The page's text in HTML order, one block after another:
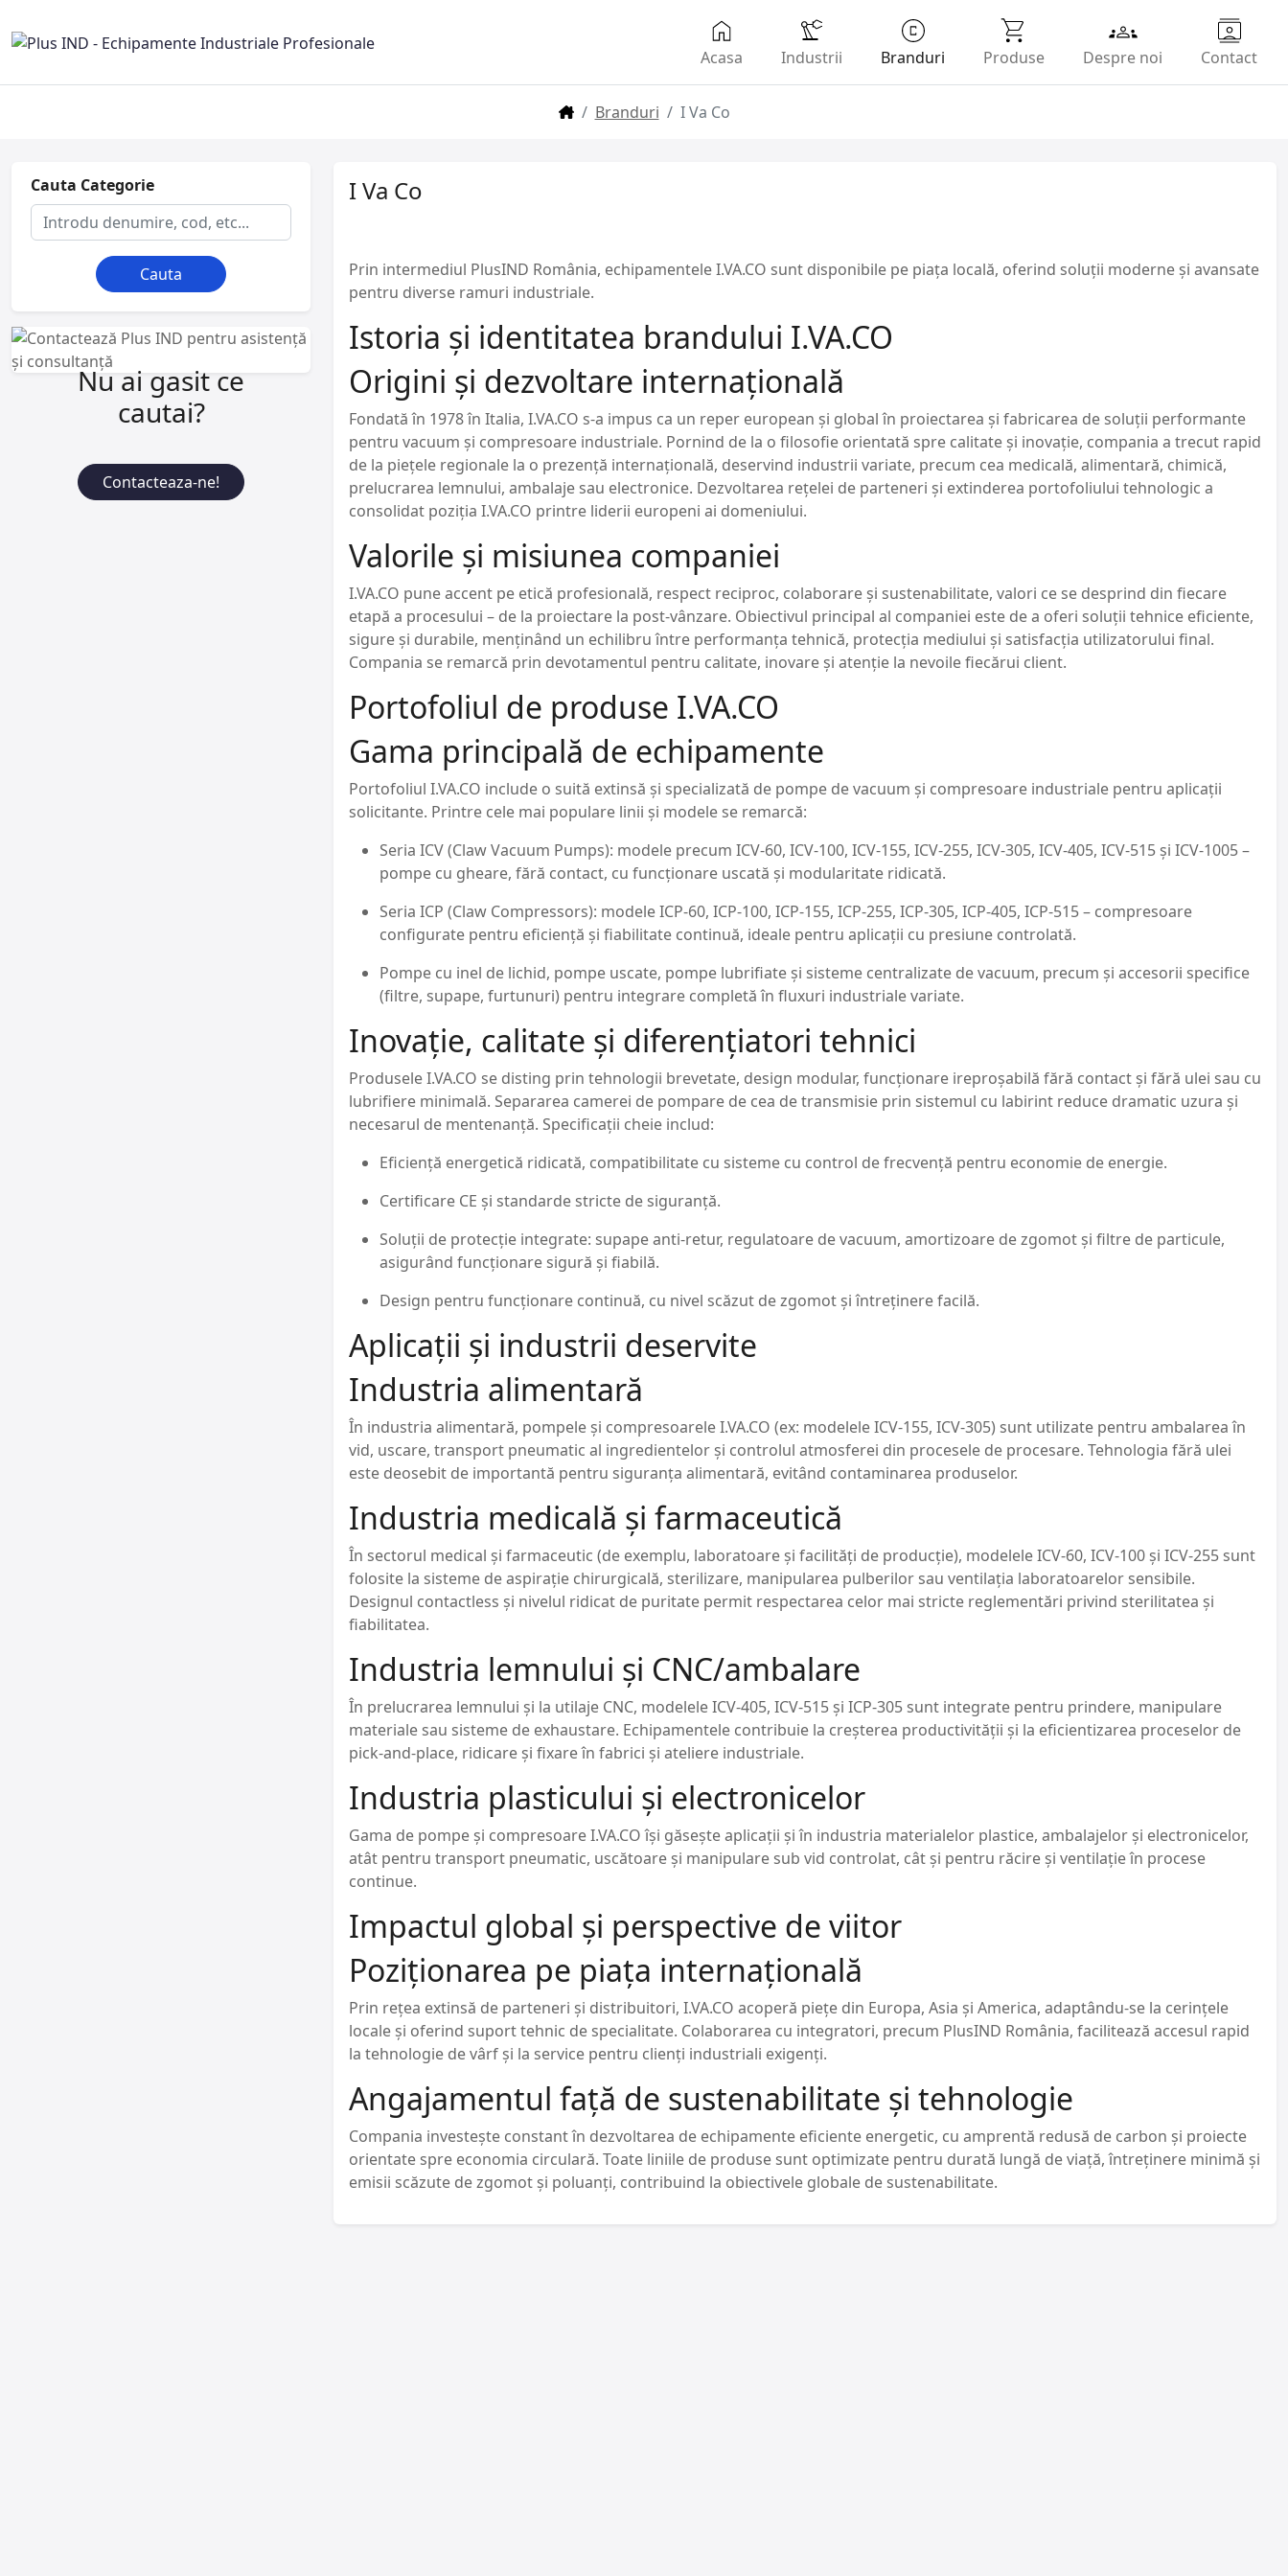
Acasa Industrii Branduri Produse Despre noi Contact
Branduri I Va Co
Cauta Categorie
Cauta
Nu ai gasit ce
cautai?
Contacteaza-ne!
I Va Co
Prin intermediul PlusIND România, echipamentele I.VA.CO sunt disponibile pe piața locală, oferind soluții moderne și avansate
pentru diverse ramuri industriale.
Istoria și identitatea brandului I.VA.CO
Origini și dezvoltare internațională
Fondată în 1978 în Italia, I.VA.CO s-a impus ca un reper european și global în proiectarea și fabricarea de soluții performante
pentru vacuum și compresoare industriale. Pornind de la o filosofie orientată spre calitate și inovație, compania a trecut rapid
de la piețele regionale la o prezență internațională, deservind industrii variate, precum cea medicală, alimentară, chimică,
prelucrarea lemnului, ambalaje sau electronice. Dezvoltarea rețelei de parteneri și extinderea portofoliului tehnologic a
consolidat poziția I.VA.CO printre liderii europeni ai domeniului.
Valorile și misiunea companiei
I.VA.CO pune accent pe etică profesională, respect reciproc, colaborare și sustenabilitate, valori ce se desprind din fiecare
etapă a procesului – de la proiectare la post-vânzare. Obiectivul principal al companiei este de a oferi soluții tehnice eficiente,
sigure și durabile, menținând un echilibru între performanța tehnică, protecția mediului și satisfacția utilizatorului final.
Compania se remarcă prin devotamentul pentru calitate, inovare și atenție la nevoile fiecărui client.
Portofoliul de produse I.VA.CO
Gama principală de echipamente
Portofoliul I.VA.CO include o suită extinsă și specializată de pompe de vacuum și compresoare industriale pentru aplicații
solicitante. Printre cele mai populare linii și modele se remarcă:
Seria ICV (Claw Vacuum Pumps): modele precum ICV-60, ICV-100, ICV-155, ICV-255, ICV-305, ICV-405, ICV-515 și ICV-1005 –
pompe cu gheare, fără contact, cu funcționare uscată și modularitate ridicată.
Seria ICP (Claw Compressors): modele ICP-60, ICP-100, ICP-155, ICP-255, ICP-305, ICP-405, ICP-515 – compresoare
configurate pentru eficiență și fiabilitate continuă, ideale pentru aplicații cu presiune controlată.
Pompe cu inel de lichid, pompe uscate, pompe lubrifiate și sisteme centralizate de vacuum, precum și accesorii specifice
(filtre, supape, furtunuri) pentru integrare completă în fluxuri industriale variate.
Inovație, calitate și diferențiatori tehnici
Produsele I.VA.CO se disting prin tehnologii brevetate, design modular, funcționare ireproșabilă fără contact și fără ulei sau cu
lubrifiere minimală. Separarea camerei de pompare de cea de transmisie prin sistemul cu labirint reduce dramatic uzura și
necesarul de mentenanță. Specificații cheie includ:
Eficiență energetică ridicată, compatibilitate cu sisteme cu control de frecvență pentru economie de energie.
Certificare CE și standarde stricte de siguranță.
Soluții de protecție integrate: supape anti-retur, regulatoare de vacuum, amortizoare de zgomot și filtre de particule,
asigurând funcționare sigură și fiabilă.
Design pentru funcționare continuă, cu nivel scăzut de zgomot și întreținere facilă.
Aplicații și industrii deservite
Industria alimentară
În industria alimentară, pompele și compresoarele I.VA.CO (ex: modelele ICV-155, ICV-305) sunt utilizate pentru ambalarea în
vid, uscare, transport pneumatic al ingredientelor și controlul atmosferei din procesele de procesare. Tehnologia fără ulei
este deosebit de importantă pentru siguranța alimentară, evitând contaminarea produselor.
Industria medicală și farmaceutică
În sectorul medical și farmaceutic (de exemplu, laboratoare și facilități de producție), modelele ICV-60, ICV-100 și ICV-255 sunt
folosite la sisteme de aspirație chirurgicală, sterilizare, manipularea pulberilor sau ventilația laboratoarelor sensibile.
Designul contactless și nivelul ridicat de puritate permit respectarea celor mai stricte reglementări privind sterilitatea și
fiabilitatea.
Industria lemnului și CNC/ambalare
În prelucrarea lemnului și la utilaje CNC, modelele ICV-405, ICV-515 și ICP-305 sunt integrate pentru prindere, manipulare
materiale sau sisteme de exhaustare. Echipamentele contribuie la creșterea productivității și la eficientizarea proceselor de
pick-and-place, ridicare și fixare în fabrici și ateliere industriale.
Industria plasticului și electronicelor
Gama de pompe și compresoare I.VA.CO își găsește aplicații și în industria materialelor plastice, ambalajelor și electronicelor,
atât pentru transport pneumatic, uscătoare și manipulare sub vid controlat, cât și pentru răcire și ventilație în procese
continue.
Impactul global și perspective de viitor
Poziționarea pe piața internațională
Prin rețea extinsă de parteneri și distribuitori, I.VA.CO acoperă piețe din Europa, Asia și America, adaptându-se la cerințele
locale și oferind suport tehnic de specialitate. Colaborarea cu integratori, precum PlusIND România, facilitează accesul rapid
la tehnologie de vârf și la service pentru clienți industriali exigenți.
Angajamentul față de sustenabilitate și tehnologie
Compania investește constant în dezvoltarea de echipamente eficiente energetic, cu amprentă redusă de carbon și proiecte
orientate spre economia circulară. Toate liniile de produse sunt optimizate pentru durată lungă de viață, întreținere minimă și
emisii scăzute de zgomot și poluanți, contribuind la obiectivele globale de sustenabilitate.